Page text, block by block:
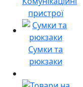
пристрої
Сумки та
рюкзаки